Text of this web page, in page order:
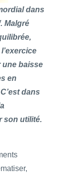
dans
Malgré
une baisse
en
dans
son utilité.